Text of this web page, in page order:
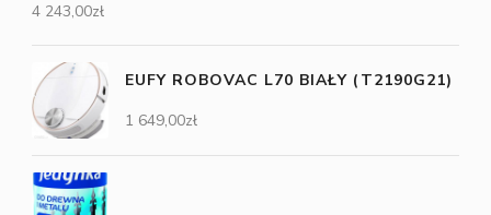
4 243,00zł
EUFY ROBOVAC L70 BIAŁY (T2190G21)
1 649,00zł